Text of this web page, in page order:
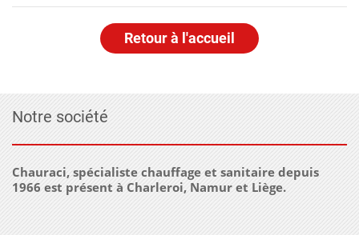
Retour à l'accueil
Notre société
Chauraci, spécialiste chauffage et sanitaire depuis
1966 est présent à Charleroi, Namur et Liège.